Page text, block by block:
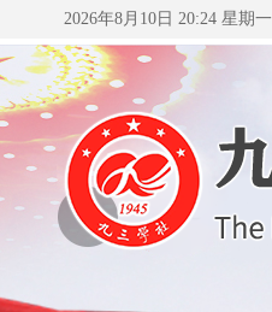
2026年8月10日 20:24 星期一